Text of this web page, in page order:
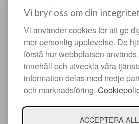
Vi bryr oss om din
Vi använder cookies för att ge
mer personlig upplevelse. De
förstå hur webbplatsen
innehåll och utveckla våra
information delas med tredje
och marknadsföring.
ACCEPTERA
Sisjö Kullegata 6, 436 32
HJÄLPFULLA
Något du vill sälja?
Att köpa hos oss
Om oss
Facebook
Instagram